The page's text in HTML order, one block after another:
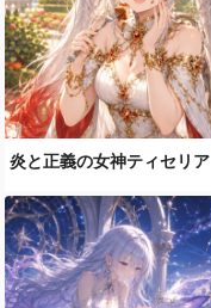
炎と正義の女神ティセリア